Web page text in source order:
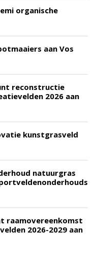
organische
aan Vos
reconstructie
2026 aan
kunstgrasveld
natuurgras
raamovereenkomst
2026-2029 aan